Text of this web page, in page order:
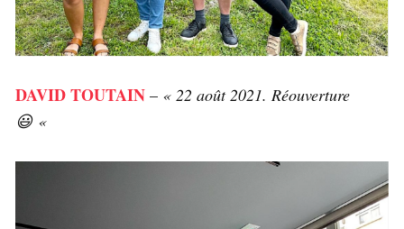
DAVID TOUTAIN – « 22 août 2021. Réouverture
😃 «